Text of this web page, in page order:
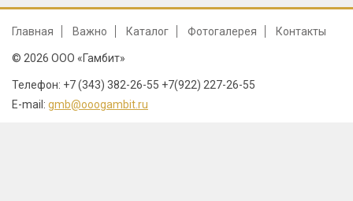
Главная Важно Каталог Фотогалерея Контакты
© 2026 ООО «Гамбит»
Телефон: +7 (343) 382-26-55 +7(922) 227-26-55
E-mail: gmb@ooogambit.ru